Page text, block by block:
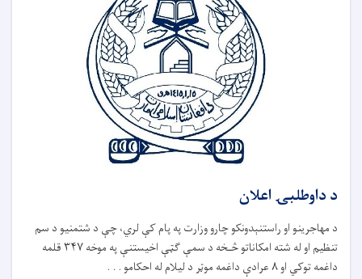
د داوطلبۍ اعلان
د مهاجرینو او راستنېدونکو چارو وزارت په پام کې لري، چې د شتمنیو د سم
تنظیم او له شته امکاناتو څـخه د سمې ګټې اخیستنې په موخه ۳۴۷ قلمه
داغمه توکي او ۸ عرادې داغمه موټر د لیلام له احکامو . . .